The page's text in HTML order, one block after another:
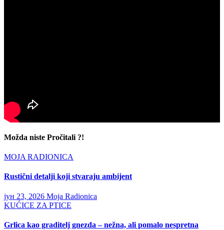
Možda niste Pročitali ?!
MOJA RADIONICA
Rustični detalji koji stvaraju ambijent
јун 23, 2026 Moja Radionica
KUĆICE ZA PTICE
Grlica kao graditelj gnezda – nežna, ali pomalo nespretna